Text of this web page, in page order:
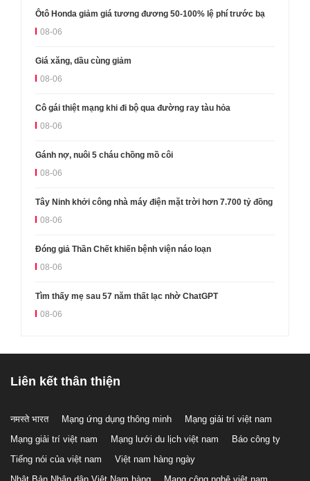
Ôtô Honda giảm giá tương đương 50-100% lệ phí trước bạ
08-06
Giá xăng, dầu cùng giảm
08-06
Cô gái thiệt mạng khi đi bộ qua đường ray tàu hỏa
08-06
Gánh nợ, nuôi 5 cháu chồng mồ côi
08-06
Tây Ninh khởi công nhà máy điện mặt trời hơn 7.700 tỷ đồng
08-06
Đóng giả Thần Chết khiến bệnh viện náo loạn
08-06
Tìm thấy mẹ sau 57 năm thất lạc nhờ ChatGPT
08-06
Liên kết thân thiện
नमस्ते भारत Mạng ứng dụng thông minh
Mạng giải trí việt nam
Mạng giải trí việt nam
Mạng lưới du lịch việt nam
Báo công ty
Tiếng nói của việt nam
Việt nam hàng ngày